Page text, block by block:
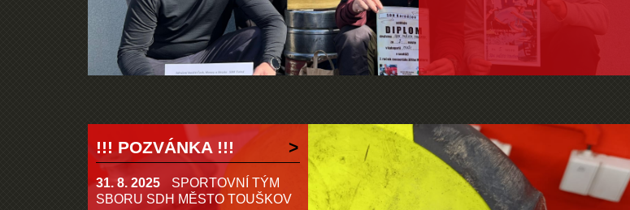
!!! POZVÁNKA !!!
31. 8. 2025
SPORTOVNÍ TÝM
SBORU SDH MĚSTO TOUŠKOV